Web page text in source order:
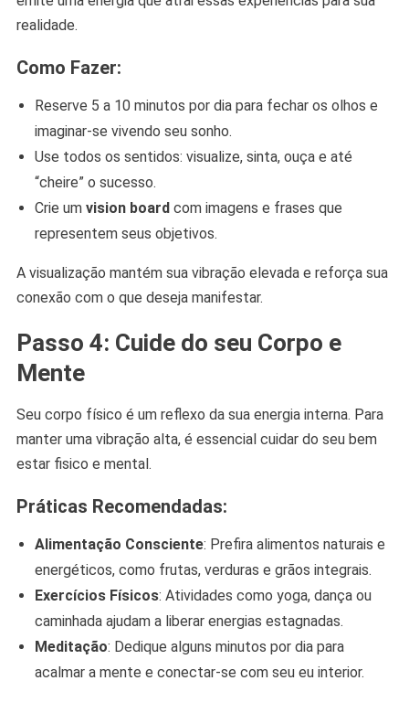
realidade.
Como Fazer:
Reserve 5 a 10 minutos por dia para fechar os olhos e
imaginar-se vivendo seu sonho.
Use todos os sentidos: visualize, sinta, ouça e até
“cheire” o sucesso.
Crie um vision board com imagens e frases que
representem seus objetivos.
A visualização mantém sua vibração elevada e reforça sua
conexão com o que deseja manifestar.
Passo 4: Cuide do seu Corpo e
Mente
Seu corpo físico é um reflexo da sua energia interna. Para
manter uma vibração alta, é essencial cuidar do seu bem
estar fisico e mental.
Práticas Recomendadas:
Alimentação Consciente: Prefira alimentos naturais e
energéticos, como frutas, verduras e grãos integrais.
Exercícios Físicos: Atividades como yoga, dança ou
caminhada ajudam a liberar energias estagnadas.
Meditação: Dedique alguns minutos por dia para
acalmar a mente e conectar-se com seu eu interior.